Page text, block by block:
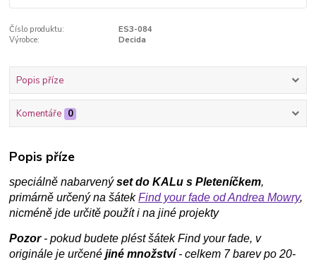
Číslo produktu:
ES3-084
Výrobce:
Decida
Popis příze
Komentáře 0
Popis příze
speciálně nabarvenýset do KALu s Pleteníčkem,
primárně určený na šátekFind your fade od Andrea Mowry,
nicméně jde určitě použít i na jiné projekty
Pozor- pokud budete plést šátek Find your fade, v
originále je určené jiné množství - celkem 7 barev po 20-